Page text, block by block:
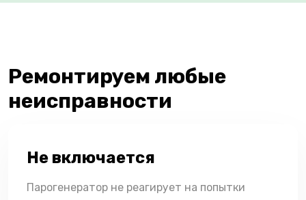
Ремонтируем любые
неисправности
Не включается
Парогенератор не реагирует на попытки